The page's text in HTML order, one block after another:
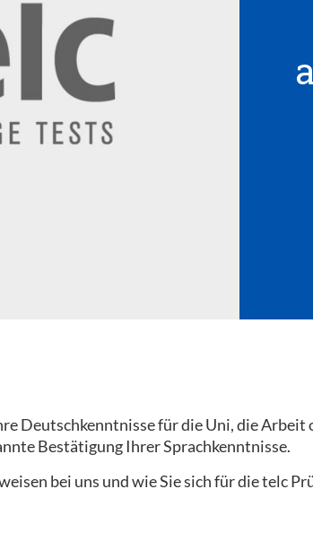
Deutschkenntnisse für die Uni, die
Bestätigung Ihrer Sprachkenntnisse.
bei uns und wie Sie sich für die telc